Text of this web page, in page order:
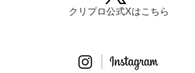
クリプロ公式Xはこちら